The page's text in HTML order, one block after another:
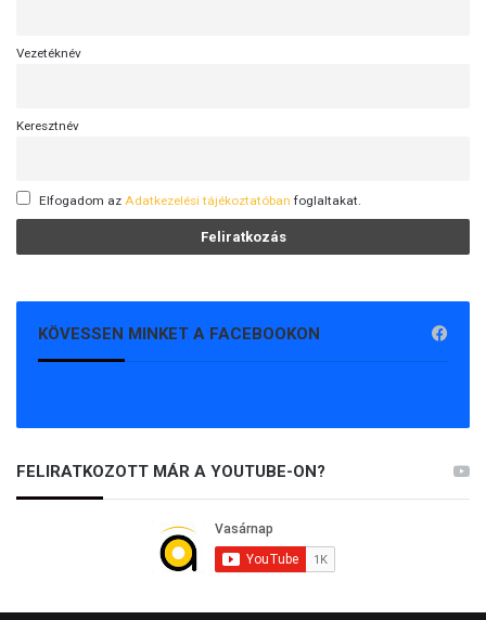
Vezetéknév
Keresztnév
Elfogadom az Adatkezelési tájékoztatóban foglaltakat.
KÖVESSEN MINKET A FACEBOOKON
FELIRATKOZOTT MÁR A YOUTUBE-ON?